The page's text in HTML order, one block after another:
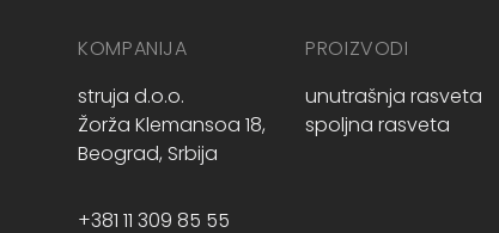
KOMPANIJA
struja d.o.o.
Žorža Klemansoa 18,
Beograd, Srbija
+381 11 309 85 55
PROIZVODI
unutrašnja rasveta
spoljna rasveta